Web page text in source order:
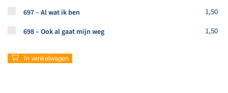
Koop een stuk van dit artikel
697 – Al wat ik ben
1,50
Koop een stuk van dit artikel
698 – Ook al gaat mijn weg 1,50
In winkelwagen